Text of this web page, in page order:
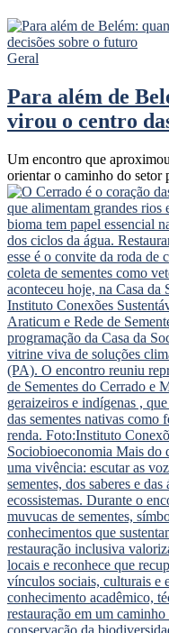
Geral
Para além de
virou o centro
Um encontro que
orientar o caminho do setor